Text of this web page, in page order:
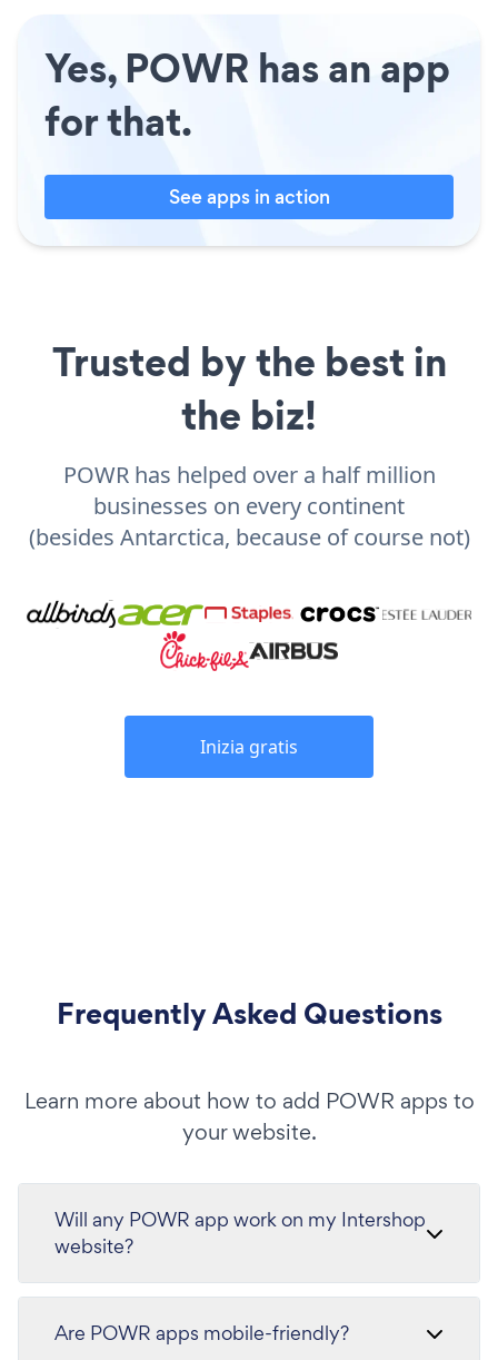
Yes, POWR has an app
for that.
See apps in action
Trusted by the best in
the biz!
POWR has helped over a half million
businesses on every continent
(besides Antarctica, because of course not)
Inizia gratis
Frequently Asked Questions
Learn more about how to add POWR apps to
your website.
Will any POWR app work on my Intershop
website?
Are POWR apps mobile-friendly?